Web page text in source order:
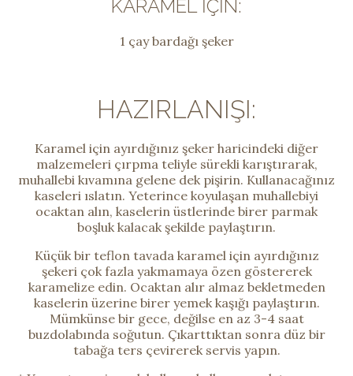
KARAMEL İÇIN:
1 çay bardağı şeker
HAZIRLANIŞI:
Karamel için ayırdığınız şeker haricindeki diğer
malzemeleri çırpma teliyle sürekli karıştırarak,
muhallebi kıvamına gelene dek pişirin. Kullanacağınız
kaseleri ıslatın. Yeterince koyulaşan muhallebiyi
ocaktan alın, kaselerin üstlerinde birer parmak
boşluk kalacak şekilde paylaştırın.
Küçük bir teflon tavada karamel için ayırdığınız
şekeri çok fazla yakmamaya özen göstererek
karamelize edin. Ocaktan alır almaz bekletmeden
kaselerin üzerine birer yemek kaşığı paylaştırın.
Mümkünse bir gece, değilse en az 3-4 saat
buzdolabında soğutun. Çıkarttıktan sonra düz bir
tabağa ters çevirerek servis yapın.